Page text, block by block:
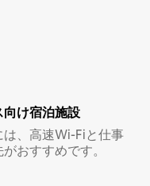
け宿⁠泊⁠施⁠設
、高速Wi-Fiと仕事
おすすめです。